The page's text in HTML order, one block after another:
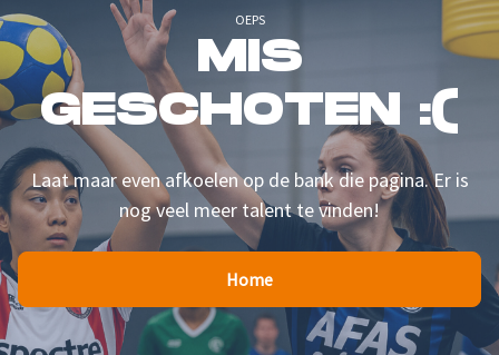
OEPS
MIS
GESCHOTEN :(
Laat maar even afkoelen op de bank die pagina. Er is
nog veel meer talent te vinden!
Home